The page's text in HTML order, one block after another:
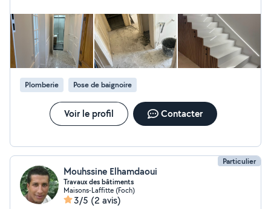
Plomberie Pose de baignoire
Voir le profil Contacter
Particulier
Mouhssine Elhamdaoui
Travaux des bâtiments
Maisons-Laffitte (Foch)
3/5 (2 avis)